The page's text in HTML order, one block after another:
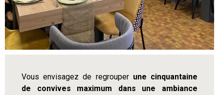
Vous envisagez de regrouper une cinquantaine
de convives maximum dans une ambiance